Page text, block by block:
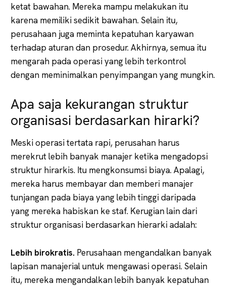
ketat bawahan. Mereka mampu melakukan itu
karena memiliki sedikit bawahan. Selain itu,
perusahaan juga meminta kepatuhan karyawan
terhadap aturan dan prosedur. Akhirnya, semua itu
mengarah pada operasi yang lebih terkontrol
dengan meminimalkan penyimpangan yang mungkin.
Apa saja kekurangan struktur
organisasi berdasarkan hirarki?
Meski operasi tertata rapi, perusahan harus
merekrut lebih banyak manajer ketika mengadopsi
struktur hirarkis. Itu mengkonsumsi biaya. Apalagi,
mereka harus membayar dan memberi manajer
tunjangan pada biaya yang lebih tinggi daripada
yang mereka habiskan ke staf. Kerugian lain dari
struktur organisasi berdasarkan hierarki adalah:
Lebih birokratis. Perusahaan mengandalkan banyak
lapisan manajerial untuk mengawasi operasi. Selain
itu, mereka mengandalkan lebih banyak kepatuhan